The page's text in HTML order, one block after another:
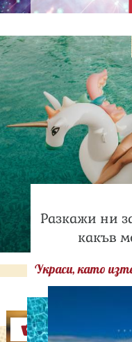
Разкажи ни
какъв
Украси, като
Оферти